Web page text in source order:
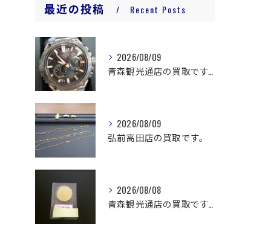
最近の投稿 Recent Posts
2026/08/09
青森観光通店の買取です。
2026/08/09
弘前高田店の買取です。
2026/08/08
青森観光通店の買取です。